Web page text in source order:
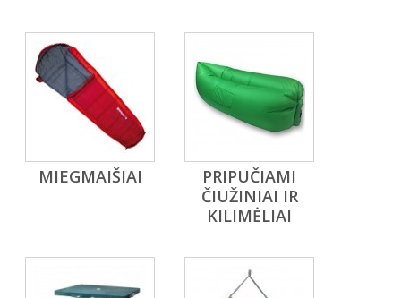
MIEGMAIŠIAI
PRIPUČIAMI
ČIUŽINIAI IR
KILIMĖLIAI